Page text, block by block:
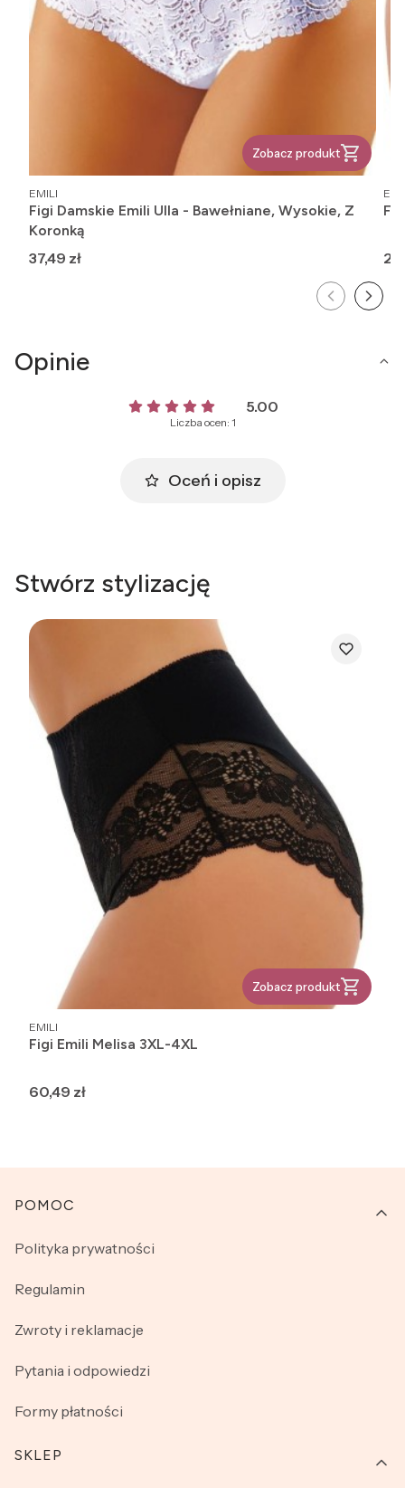
Zobacz produkt
PRODUCENT
EMILI
Figi Damskie Emili Ulla - Bawełniane, Wysokie, Z
Koronką
Cena
37,49 zł
Opinie
5.00
Liczba ocen: 1
Oceń i opisz
Stwórz stylizację
Zobacz produkt
PRODUCENT
EMILI
Figi Emili Melisa 3XL-4XL
Cena
60,49 zł
Linki w stopce
POMOC
Polityka prywatności
Regulamin
Zwroty i reklamacje
Pytania i odpowiedzi
Formy płatności
SKLEP